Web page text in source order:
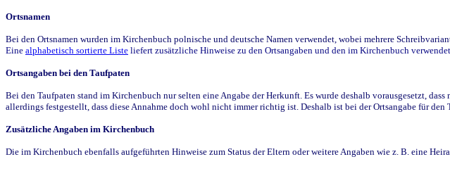
Ortsnamen
Bei den Ortsnamen wurden im Kirchenbuch polnische und deutsche Namen verwendet, wobei mehrere
Eine alphabetisch sortierte Liste liefert zusätzliche Hinweise zu den Ortsangaben und den im Kirchenbuch
Ortsangaben bei den Taufpaten
Bei den Taufpaten stand im Kirchenbuch nur selten eine Angabe der Herkunft. Es wurde deshalb vorausgesetzt,
allerdings festgestellt, dass diese Annahme doch wohl nicht immer richtig ist. Deshalb ist bei der Ortsangabe für
Zusätzliche Angaben im Kirchenbuch
Die im Kirchenbuch ebenfalls aufgeführten Hinweise zum Status der Eltern oder weitere Angaben wie z. B. eine